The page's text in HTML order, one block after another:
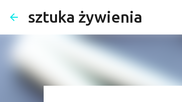
sztuka żywienia